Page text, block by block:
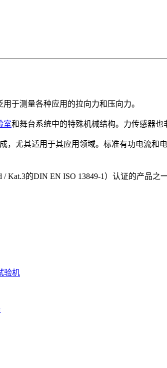
于测量各种应用的拉向力和压向力。
室和舞台系统中的特殊机械结构。力传感器也
，尤其适用于其应用领域。标准有功电流和
的DIN EN ISO 13849-1）认证的产品之一
验机